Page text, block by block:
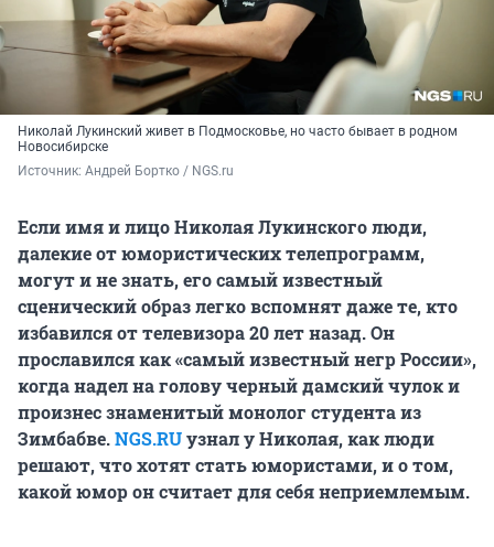
Николай Лукинский живет в Подмосковье, но часто бывает в родном
Новосибирске
Источник: Андрей Бортко / NGS.ru
Если имя и лицо Николая Лукинского люди,
далекие от юмористических телепрограмм,
могут и не знать, его самый известный
сценический образ легко вспомнят даже те, кто
избавился от телевизора 20 лет назад. Он
прославился как «самый известный негр России»,
когда надел на голову черный дамский чулок и
произнес знаменитый монолог студента из
Зимбабве.NGS.RUузнал у Николая, как люди
решают, что хотят стать юмористами, и о том,
какой юмор он считает для себя неприемлемым.